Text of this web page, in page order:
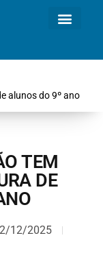
alunos do 9º ano
TEM
DE
12/2025